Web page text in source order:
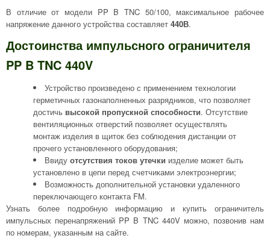
В отличие от модели PP B TNC 50/100, максимальное рабочее
напряжение данного устройства составляет 440В.
Достоинства импульсного ограничителя
PP B TNC 440V
Устройство произведено с применением технологии
герметичных газонаполненных разрядников, что позволяет
достичь высокой пропускной способности. Отсутствие
вентиляционных отверстий позволяет осуществлять
монтаж изделия в щиток без соблюдения дистанции от
прочего установленного оборудования;
Ввиду отсутствия токов утечки изделие может быть
установлено в цепи перед счетчиками электроэнергии;
Возможность дополнительной установки удаленного
переключающего контакта FM.
Узнать более подробную информацию и купить ограничитель
импульсных перенапряжений PP B TNC 440V можно, позвонив нам
по номерам, указанным на сайте.